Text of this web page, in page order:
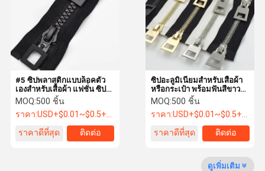
บ้าน เกี่ยวกับเรา
ทัวร์โรงงาน
ควบคุม
ติดต่อเรา ขออ้าง
ซิปอะลูมิเนียมสำหรับเสื้อผ้า
หรือกระเป๋า พร้อมฟันสีขาว
แบบปลายเปิด
MOQ:500 ชิ้น
ราคา:USD+$0.01~$0.5+PC
ราคาดีที่สุด
ติดต่อ
#5 ซิปพลาสติกแบบล็อคตัว
เองสำหรับเสื้อผ้า แฟชั่น ซิป
ปลายเปิด
MOQ:500 ชิ้น
ราคา:USD+$0.01~$0.5+PC
ราคาดีที่สุด
ติดต่อ
ดูเพิ่มเติม